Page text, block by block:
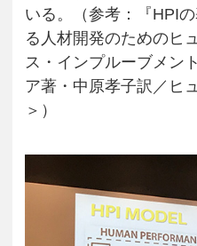
いる。（参考：『HPI
る人材開発のためのヒ
ス・インプルーブメン
ア著・中原孝子訳／ヒ
＞）